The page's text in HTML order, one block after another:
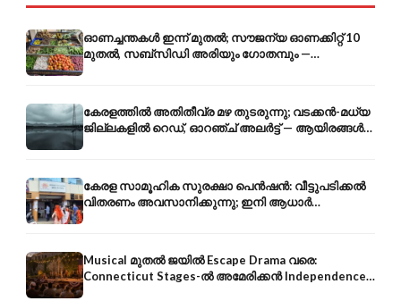
ഓണച്ചന്തകൾ ഇന്ന് മുതൽ; സൗജന്യ ഓണക്കിറ്റ് 10
മുതൽ, സബ്സിഡി അരിയും ഗോതമ്പും —
വിലക്കയറ്റത്തിന് കടിഞ്ഞാൺ
കേരളത്തിൽ അതിതീവ്ര മഴ തുടരുന്നു; വടക്കൻ-മധ്യ
ജില്ലകളിൽ റെഡ്, ഓറഞ്ച് അലർട്ട് — ആയിരങ്ങൾ
ക്യാമ്പുകളിൽ
കേരള സാമൂഹിക സുരക്ഷാ പെൻഷൻ: വീട്ടുപടിക്കൽ
വിതരണം അവസാനിക്കുന്നു; ഇനി ആധാർ
അക്കൗണ്ടിൽ നേരിട്ട്
Musical മുതൽ ജയിൽ Escape Drama വരെ:
Connecticut Stages-ൽ അമേരിക്കൻ Independence-
ന്റെ 250-ആം വാർഷികം